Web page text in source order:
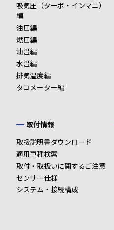
吸気圧（ターボ・インマニ）
編
油圧編
燃圧編
油温編
水温編
排気温度編
タコメーター編
取付情報
取扱説明書ダウンロード
適用車種検索
取付・取扱いに関するご注意
センサー仕様
システム・接続構成